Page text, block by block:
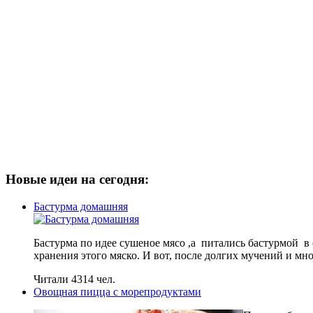
Новые идеи на сегодня:
Бастурма домашняя
Бастурма по идее сушеное мясо ,а питались бастурмой
хранения этого мяско. И вот, после долгих мучений и
Читали 4314 чел.
Овощная пицца с морепродуктами